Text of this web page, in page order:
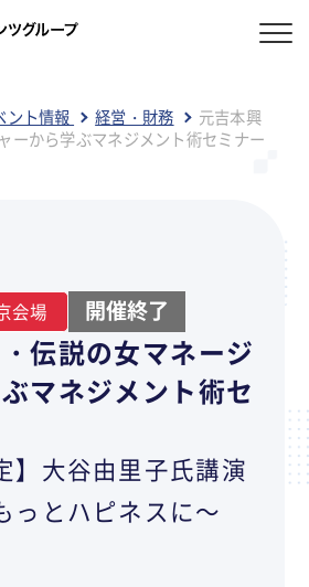
ント情報 経営・財務
元吉本興
ーから学ぶマネジメント術セミナー
会場 開催終了
伝説の女マネージ
マネジメント術セ
】大谷由里子氏講演
っとハピネスに～